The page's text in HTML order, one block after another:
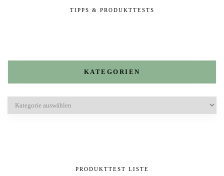
TIPPS & PRODUKTTESTS
KATEGORIEN
PRODUKTTEST LISTE